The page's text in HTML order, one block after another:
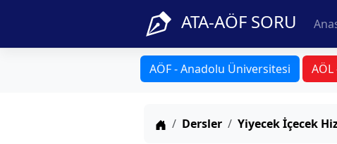
ATA-AÖF SORU
AÖF - Anadolu Üniversitesi AÖL
Anasayfa
Dersler Yiyecek İçecek